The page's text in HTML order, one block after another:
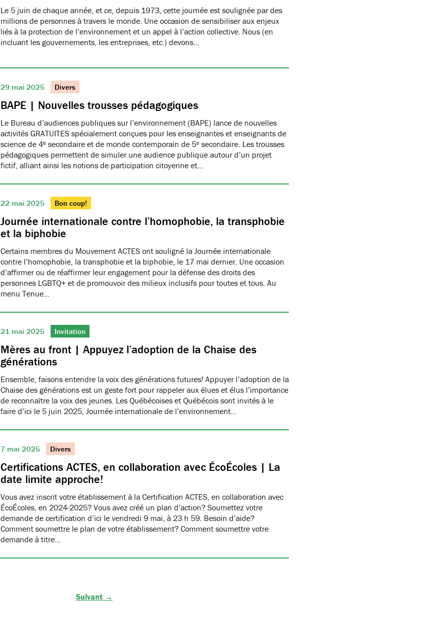
Le 5 juin de chaque année, et ce, depuis 1973, cette journée est soulignée par des
millions de personnes à travers le monde. Une occasion de sensibiliser aux enjeux
liés à la protection de l’environnement et un appel à l’action collective. Nous (en
incluant les gouvernements, les entreprises, etc.) devons…
29 mai 2025 Divers
BAPE | Nouvelles trousses pédagogiques
Le Bureau d’audiences publiques sur l’environnement (BAPE) lance de nouvelles
activités GRATUITES spécialement conçues pour les enseignantes et enseignants de
science de 4ᵉ secondaire et de monde contemporain de 5ᵉ secondaire. Les trousses
pédagogiques permettent de simuler une audience publique autour d’un projet
fictif, alliant ainsi les notions de participation citoyenne et…
22 mai 2025 Bon coup!
Journée internationale contre l’homophobie, la transphobie
et la biphobie
Certains membres du Mouvement ACTES ont souligné la Journée internationale
contre l’homophobie, la transphobie et la biphobie, le 17 mai dernier. Une occasion
d’affirmer ou de réaffirmer leur engagement pour la défense des droits des
personnes LGBTQ+ et de promouvoir des milieux inclusifs pour toutes et tous. Au
menu Tenue…
21 mai 2025 Invitation
Mères au front | Appuyez l’adoption de la Chaise des
générations
Ensemble, faisons entendre la voix des générations futures! Appuyer l’adoption de la
Chaise des générations est un geste fort pour rappeler aux élues et élus l’importance
de reconnaître la voix des jeunes. Les Québécoises et Québécois sont invités à le
faire d’ici le 5 juin 2025, Journée internationale de l’environnement…
7 mai 2025 Divers
Certifications ACTES, en collaboration avec ÉcoÉcoles | La
date limite approche!
Vous avez inscrit votre établissement à la Certification ACTES, en collaboration avec
ÉcoÉcoles, en 2024-2025? Vous avez créé un plan d’action? Soumettez votre
demande de certification d’ici le vendredi 9 mai, à 23 h 59. Besoin d’aide?
Comment soumettre le plan de votre établissement? Comment soumettre votre
demande à titre…
Suivant →